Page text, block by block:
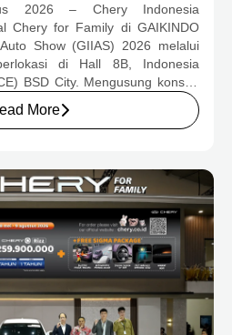
APRESIASI
HAMPIR RP1
2026 – Chery Indonesia
Chery for Family di GAIKINDO
Show (GIIAS) 2026 melalui
di Hall 8B, Indonesia
BSD City. Mengusung konsep
inklusif, Chery menghadirkan
bagi keluarga Indonesia melalui
More